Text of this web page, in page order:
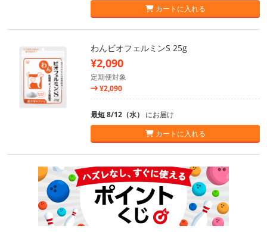
カートに入れる
わんビオフェルミンS 25g
¥2,090
定期便対象
¥2,090
最短 8/12（水） にお届け
カートに入れる